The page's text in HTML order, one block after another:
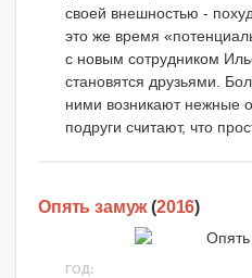
своей внешностью -
это же время
с новым сотрудником
становятся друзьями.
ними возникают нежные
подруги считают, что
Опять замуж(2016)
ГОД: